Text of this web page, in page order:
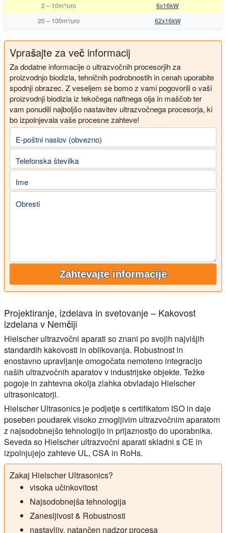
2 – 10m³/uro
6x16kW
20 – 100m³/uro 62x16kW
Vprašajte za več informacij
Za dodatne informacije o ultrazvočnih procesorjih za
proizvodnjo biodizla, tehničnih podrobnostih in cenah uporabite
spodnji obrazec. Z veseljem se bomo z vami pogovorili o vaši
proizvodnji biodizla iz tekočega naftnega olja in maščob ter
vam ponudili najboljšo nastavitev ultrazvočnega procesorja, ki
bo izpolnjevala vaše procesne zahteve!
E-poštni naslov (obvezno)
Telefonska številka
Ime
Obresti
Zahtevajte informacije
Projektiranje, izdelava in svetovanje – Kakovost
izdelana v Nemčiji
Hielscher ultrazvočni aparati so znani po svojih najvišjih
standardih kakovosti in oblikovanja. Robustnost in
enostavno upravljanje omogočata nemoteno integracijo
naših ultrazvočnih aparatov v industrijske objekte. Težke
pogoje in zahtevna okolja zlahka obvladajo Hielscher
ultrasonicatorji.
Hielscher Ultrasonics je podjetje s certifikatom ISO in daje
poseben poudarek visoko zmogljivim ultrazvočnim aparatom
z najsodobnejšo tehnologijo in prijaznostjo do uporabnika.
Seveda so Hielscher ultrazvočni aparati skladni s CE in
izpolnjujejo zahteve UL, CSA in RoHs.
Zakaj Hielscher Ultrasonics?
visoka učinkovitost
Najsodobnejša tehnologija
Zanesljivost & Robustnosti
nastavljiv, natančen nadzor procesa